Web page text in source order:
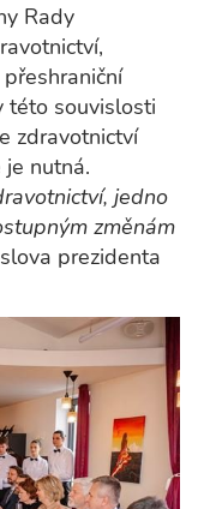
Rady
této souvislosti
zdravotnictví
nutná.
jedno
změnám
prezidenta